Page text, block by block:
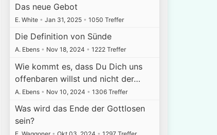
Das neue Gebot
E. White • Jan 31, 2025 • 1050 Treffer
Die Definition von Sünde
A. Ebens • Nov 18, 2024 • 1222 Treffer
Wie kommt es, dass Du Dich uns
offenbaren willst und nicht der…
A. Ebens • Nov 10, 2024 • 1306 Treffer
Was wird das Ende der Gottlosen
sein?